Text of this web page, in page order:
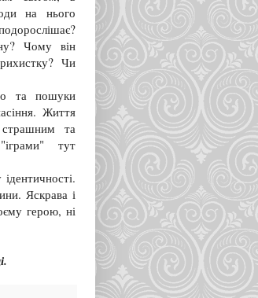
на нього
Чому він
Чи
та пошуки
Життя
та
тут
Яскрава і
герою, ні